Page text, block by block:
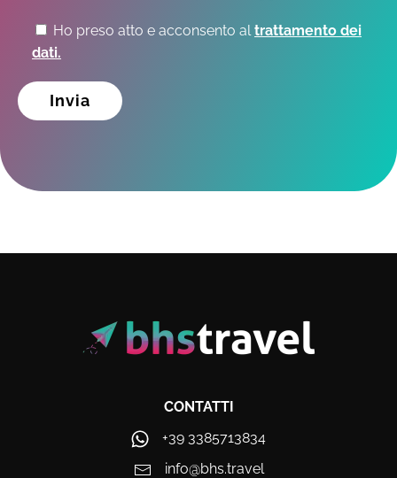
Ho preso atto e acconsento altrattamento dei
dati.
CONTATTI
+39 3385713834
info@bhs.travel